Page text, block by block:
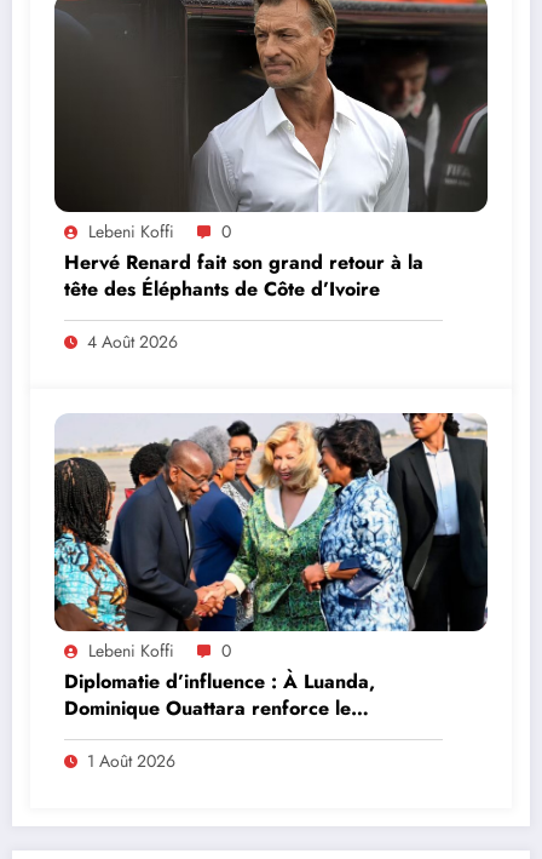
Lebeni Koffi 0
Hervé Renard fait son grand retour à la
tête des Éléphants de Côte d’Ivoire
4 Août 2026
Lebeni Koffi 0
Diplomatie d’influence : À Luanda,
Dominique Ouattara renforce le
leadership solidaire de la Côte d’Ivoire en
Afrique
1 Août 2026